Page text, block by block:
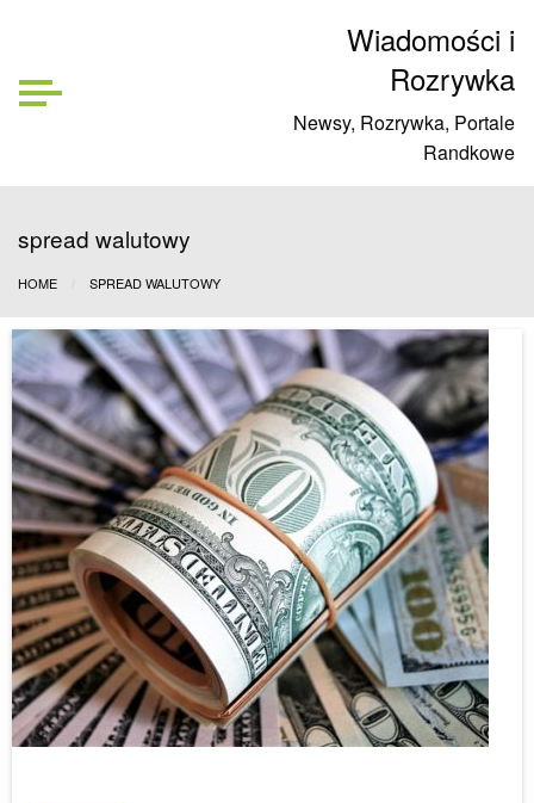
Wiadomości i
Rozrywka
Newsy, Rozrywka, Portale
Randkowe
spread walutowy
HOME SPREAD WALUTOWY